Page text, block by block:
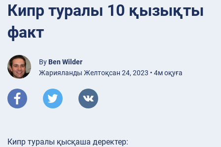
Кипр туралы 10 қызықты
факт
By Ben Wilder
Жарияланды Желтоқсан 24, 2023 • 4м оқуға
Кипр туралы қысқаша деректер: